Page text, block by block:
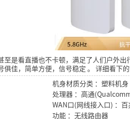
是看直播也不卡顿，满足了人们户外出
俱佳，简单方便，信号稳定 。 详细看下
机身材质分类 ：塑料机身
处理器 ：高通
WAN口(网线接入口) ：百
功能 ：无线路由器